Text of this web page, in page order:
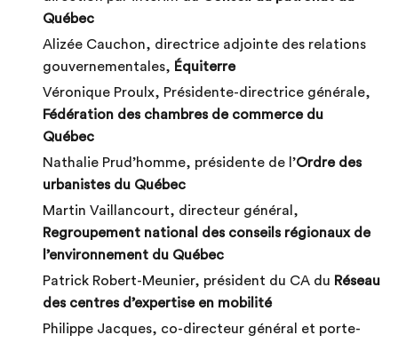
Québec
Alizée Cauchon, directrice adjointe des relations
gouvernementales, Équiterre
Véronique Proulx, Présidente-directrice générale,
Fédération des chambres de commerce du
Québec
Nathalie Prud’homme, présidente de l’Ordre des
urbanistes du Québec
Martin Vaillancourt, directeur général,
Regroupement national des conseils régionaux de
l’environnement du Québec
Patrick Robert-Meunier, président du CA du Réseau
des centres d’expertise en mobilité
Philippe Jacques, co-directeur général et porte-